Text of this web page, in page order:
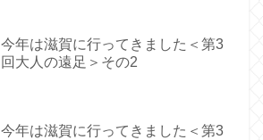
今年は滋賀に行ってきました＜第3
回大人の遠足＞その2
今年は滋賀に行ってきました＜第3